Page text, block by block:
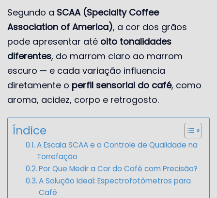
Segundo a SCAA (Specialty Coffee
Association of America), a cor dos grãos
pode apresentar até oito tonalidades
diferentes, do marrom claro ao marrom
escuro — e cada variação influencia
diretamente o perfil sensorial do café, como
aroma, acidez, corpo e retrogosto.
Índice
A Escala SCAA e o Controle de Qualidade na
Torrefação
Por Que Medir a Cor do Café com Precisão?
A Solução Ideal: Espectrofotômetros para
Café